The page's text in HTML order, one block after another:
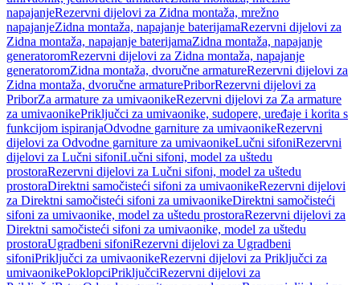
napajanjeRezervni dijelovi za Zidna montaža, mrežno
napajanjeZidna montaža, napajanje baterijamaRezervni dijelovi za
Zidna montaža, napajanje baterijamaZidna montaža, napajanje
generatoromRezervni dijelovi za Zidna montaža, napajanje
generatoromZidna montaža, dvoručne armatureRezervni dijelovi za
Zidna montaža, dvoručne armaturePriborRezervni dijelovi za
PriborZa armature za umivaonikeRezervni dijelovi za Za armature
za umivaonikePriključci za umivaonike, sudopere, uređaje i korita s
funkcijom ispiranjaOdvodne garniture za umivaonikeRezervni
dijelovi za Odvodne garniture za umivaonikeLučni sifoniRezervni
dijelovi za Lučni sifoniLučni sifoni, model za uštedu
prostoraRezervni dijelovi za Lučni sifoni, model za uštedu
prostoraDirektni samočisteći sifoni za umivaonikeRezervni dijelovi
za Direktni samočisteći sifoni za umivaonikeDirektni samočisteći
sifoni za umivaonike, model za uštedu prostoraRezervni dijelovi za
Direktni samočisteći sifoni za umivaonike, model za uštedu
prostoraUgradbeni sifoniRezervni dijelovi za Ugradbeni
sifoniPriključci za umivaonikeRezervni dijelovi za Priključci za
umivaonikePoklopciPriključciRezervni dijelovi za